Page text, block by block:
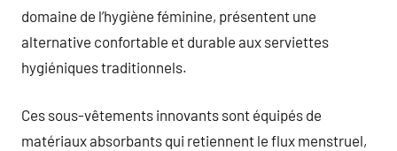
domaine de l’hygiène féminine, présentent une
alternative confortable et durable aux serviettes
hygiéniques traditionnels.
Ces sous-vêtements innovants sont équipés de
matériaux absorbants qui retiennent le flux menstruel,